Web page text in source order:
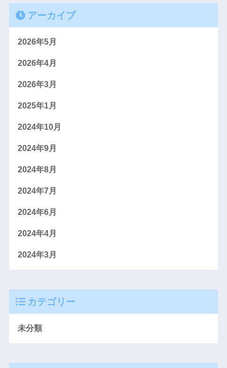
アーカイブ
2026年5月
2026年4月
2026年3月
2025年1月
2024年10月
2024年9月
2024年8月
2024年7月
2024年6月
2024年4月
2024年3月
カテゴリー
未分類